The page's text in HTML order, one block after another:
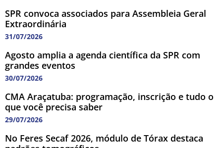
SPR convoca associados para Assembleia Geral
Extraordinária
31/07/2026
Agosto amplia a agenda científica da SPR com
grandes eventos
30/07/2026
CMA Araçatuba: programação, inscrição e tudo o
que você precisa saber
29/07/2026
No Feres Secaf 2026, módulo de Tórax destaca